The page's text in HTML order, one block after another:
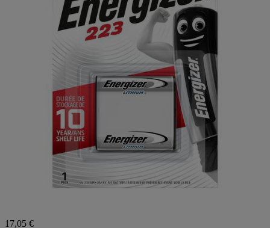
17,05 €